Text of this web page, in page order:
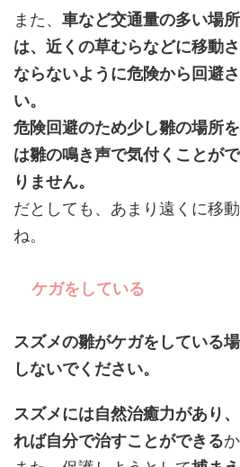
また、 車など交通量の多い場
は、近くの草むらなどに移動
ならないよう に危険から回避
い。
危険回避のため少し雛の場所
は雛の鳴き声で気付くことが
りません。
だとしても、あまり遠くに移
ね。
ケガをしている
スズメの雛がケガをしている
しないでください。
スズメには自然治癒力があり
れば自分で治すことができる